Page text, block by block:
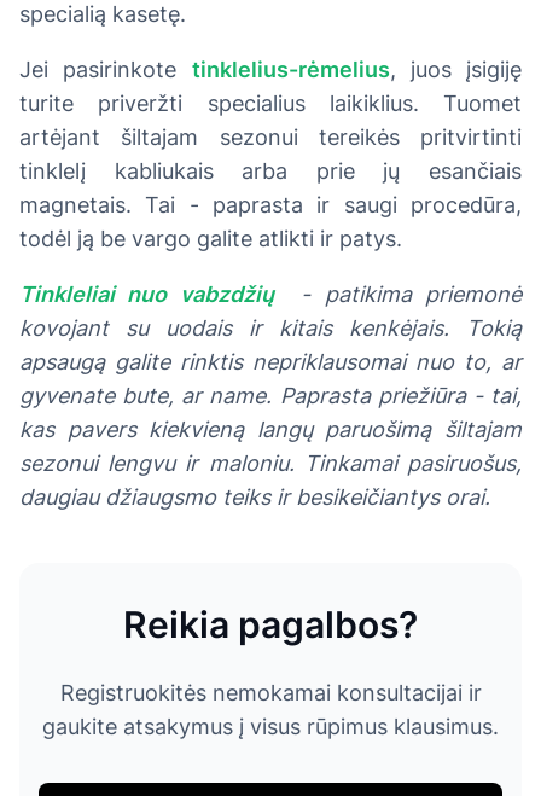
specialią kasetę.
Jei pasirinkote tinklelius-rėmelius, juos įsigiję
turite priveržti specialius laikiklius. Tuomet
artėjant šiltajam sezonui tereikės pritvirtinti
tinklelį kabliukais arba prie jų esančiais
magnetais. Tai - paprasta ir saugi procedūra,
todėl ją be vargo galite atlikti ir patys.
Tinkleliai nuo vabzdžių
- patikima priemonė
kovojant su uodais ir kitais kenkėjais. Tokią
apsaugą galite rinktis nepriklausomai nuo to, ar
gyvenate bute, ar name. Paprasta priežiūra - tai,
kas pavers kiekvieną langų paruošimą šiltajam
sezonui lengvu ir maloniu. Tinkamai pasiruošus,
daugiau džiaugsmo teiks ir besikeičiantys orai.
Reikia pagalbos?
Registruokitės nemokamai konsultacijai ir
gaukite atsakymus į visus rūpimus klausimus.